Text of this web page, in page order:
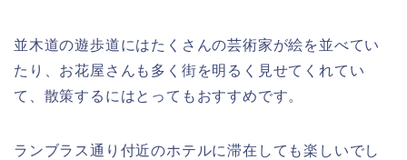
並木道の遊歩道にはたくさんの芸術家が絵を並べてい
たり、お花屋さんも多く街を明るく見せてくれてい
て、散策するにはとってもおすすめです。
ランブラス通り付近のホテルに滞在しても楽しいでし